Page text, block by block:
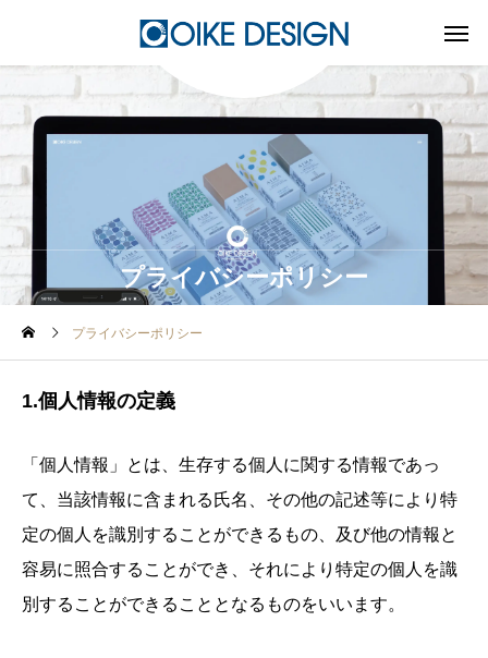
プライバシーポリシー
プライバシーポリシー
1.個人情報の定義
「個人情報」とは、生存する個人に関する情報であっ
て、当該情報に含まれる氏名、その他の記述等により特
定の個人を識別することができるもの、及び他の情報と
容易に照合することができ、それにより特定の個人を識
別することができることとなるものをいいます。